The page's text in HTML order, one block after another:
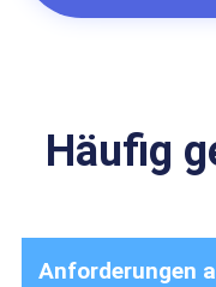
Häufig
Anforderungen